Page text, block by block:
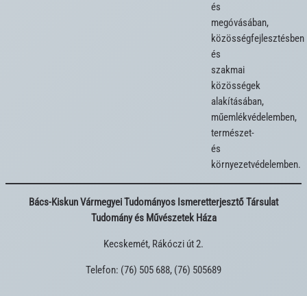
és
megóvásában,
közösségfejlesztésben
és
szakmai
közösségek
alakításában,
műemlékvédelemben,
természet-
és
Bács-Kiskun Vármegyei Tudományos Ismeretterjesztő Társulat
Tudomány és Művészetek Háza
Kecskemét, Rákóczi út 2.
Telefon: (76) 505 688, (76) 505689